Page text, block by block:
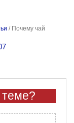
/ Почему чай